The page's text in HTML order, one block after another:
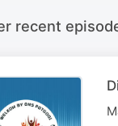
recent